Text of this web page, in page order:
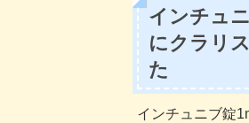
い。”
の
インチュ
にクラリ
た
インチュニブ錠